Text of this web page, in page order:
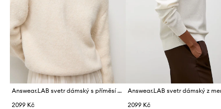
Answear.LAB svetr dámský s příměsí vlny
2099 Kč
2099 Kč